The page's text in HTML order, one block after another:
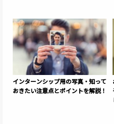
インターンシップ用の写真・知って
おきたい注意点とポイントを解説！